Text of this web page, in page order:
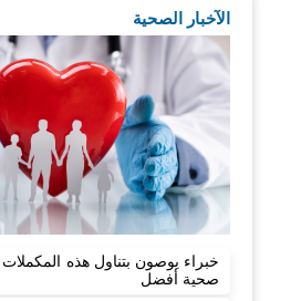
الآخبار الصحية
خبراء يوصون بتناول هذه
صحية أفضل